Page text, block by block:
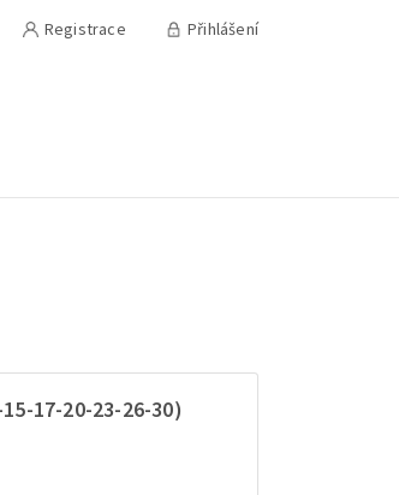
Registrace Přihlášení
17-20-23-26-30)